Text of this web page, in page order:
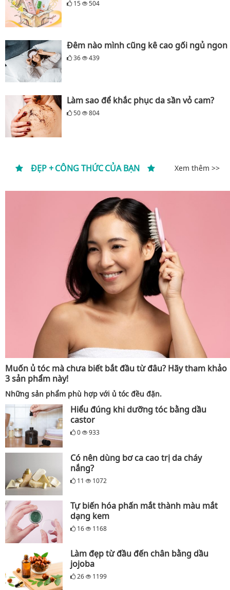
15 504
Đêm nào mình cũng kê cao gối ngủ ngon
36 439
Làm sao để khắc phục da sần vỏ cam?
50 804
ĐẸP + CÔNG THỨC CỦA BẠN Xem thêm >>
Muốn ủ tóc mà chưa biết bắt đầu từ đâu? Hãy tham khảo
3 sản phẩm này!
Những sản phẩm phù hợp với ủ tóc đều đặn.
Hiểu đúng khi dưỡng tóc bằng dầu
castor
0 933
Có nên dùng bơ ca cao trị da cháy
nắng?
11 1072
Tự biến hóa phấn mắt thành màu mắt
dạng kem
16 1168
Làm đẹp từ đầu đến chân bằng dầu
jojoba
26 1199